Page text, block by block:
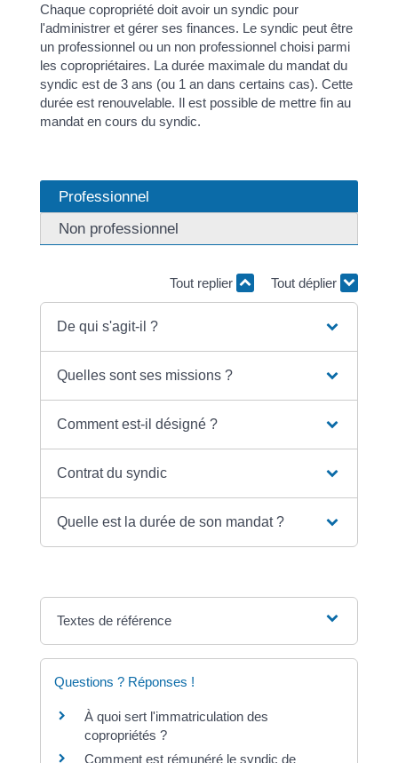
Chaque copropriété doit avoir un syndic pour
l'administrer et gérer ses finances. Le syndic peut être
un professionnel ou un non professionnel choisi parmi
les copropriétaires. La durée maximale du mandat du
syndic est de 3 ans (ou 1 an dans certains cas). Cette
durée est renouvelable. Il est possible de mettre fin au
mandat en cours du syndic.
Professionnel
Non professionnel
Tout replier Tout déplier
De qui s'agit-il ?
Quelles sont ses missions ?
Comment est-il désigné ?
Contrat du syndic
Quelle est la durée de son mandat ?
Textes de référence
Questions ? Réponses !
À quoi sert l'immatriculation des
copropriétés ?
Comment est rémunéré le syndic de